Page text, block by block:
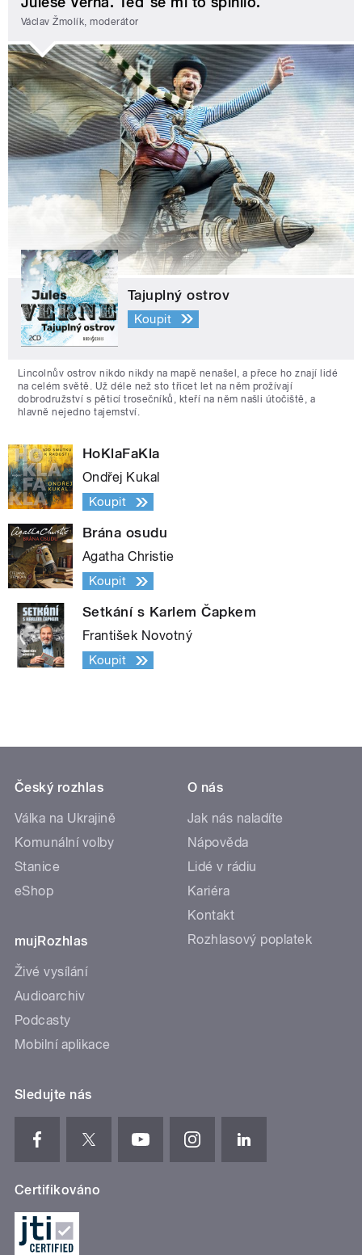
Václav Žmolík, moderátor
Tajuplný ostrov
Koupit
Lincolnův ostrov nikdo nikdy na mapě nenašel, a přece ho znají lidé
na celém světě. Už déle než sto třicet let na něm prožívají
dobrodružství s pěticí trosečníků, kteří na něm našli útočiště, a
hlavně nejedno tajemství.
HoKlaFaKla
Ondřej Kukal
Koupit
Brána osudu
Agatha Christie
Koupit
Setkání s Karlem Čapkem
František Novotný
Koupit
Český rozhlas
Válka na Ukrajině
Komunální volby
Stanice
eShop
mujRozhlas
Živé vysílání
Audioarchiv
Podcasty
Mobilní aplikace
O nás
Jak nás naladíte
Nápověda
Lidé v rádiu
Kariéra
Kontakt
Rozhlasový poplatek
Sledujte nás
Certifikováno